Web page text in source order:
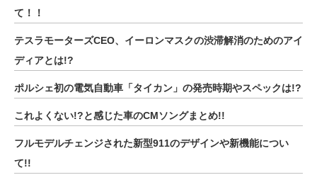
て！！
テスラモーターズCEO、イーロンマスクの渋滞解消のためのアイ
ディアとは!?
ポルシェ初の電気自動車「タイカン」の発売時期やスペックは!?
これよくない!?と感じた車のCMソングまとめ!!
フルモデルチェンジされた新型911のデザインや新機能につい
て!!